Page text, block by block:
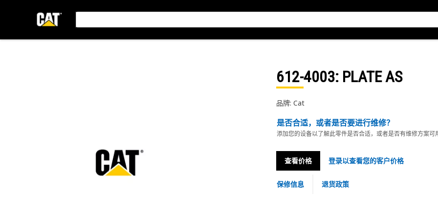
612-4003: PLATE AS
品牌: Cat
是否合适，或者是否要进行维修？
添加您的设备以了解此零件是否合适，或者是否有维修方案可
查看价格 登录以查看您的客户价格
保修信息 退货政策